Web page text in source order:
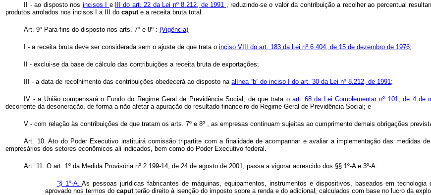
II - ao disposto nos incisos I e III do art. 22 da Lei nº 8.212, de 1991
, reduzindo-se o valor da contribuição a recolher ao percentual
produtos arrolados nos incisos I a III do caput e a receita bruta total.
Art. 9º Para fins do disposto nos arts. 7º e 8º :(Vigência)
I - a receita bruta deve ser considerada sem o ajuste de que trata oinciso VIII do art. 183 da Lei nº 6.404, de 15 de dezembro de 1976;
II - exclui-se da base de cálculo das contribuições a receita bruta de exportações;
III - a data de recolhimento das contribuições obedecerá ao disposto naalínea “b” do inciso I do art. 30 da Lei nº 8.212, de 1991;
IV - a União compensará o Fundo do Regime Geral de Previdência Social, de que trata oart. 68 da Lei Complementar nº 101, de 4 de
decorrente da desoneração, de forma a não afetar a apuração do resultado financeiro do Regime Geral de Previdência Social; e
V - com relação às contribuições de que tratam os arts. 7º e 8º , as empresas continuam sujeitas ao cumprimento demais obrigações
Art. 10. Ato do Poder Executivo instituirá comissão tripartite com a finalidade de acompanhar e avaliar a implementação das medidas
empresários dos setores econômicos ali indicados, bem como do Poder Executivo federal.
Art. 11. O art. 1º da Medida Provisória nº 2.199-14, de 24 de agosto de 2001, passa a vigorar acrescido dos §§ 1º-A e 3º-A:
“§ 1º-A.As pessoas jurídicas fabricantes de máquinas, equipamentos, instrumentos e dispositivos, baseados em
aprovado nos termos do caput terão direito à isenção do imposto sobre a renda e do adicional, calculados com base no lucro da